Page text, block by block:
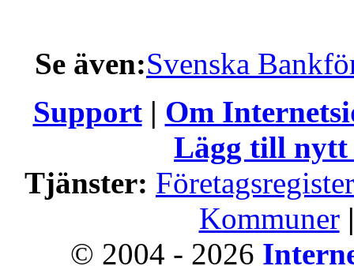
Se även:Svenska
Support| Om
Lägg till nytt
Tjänster: Företagsregister
Kommuner |
© 2004 - 2026